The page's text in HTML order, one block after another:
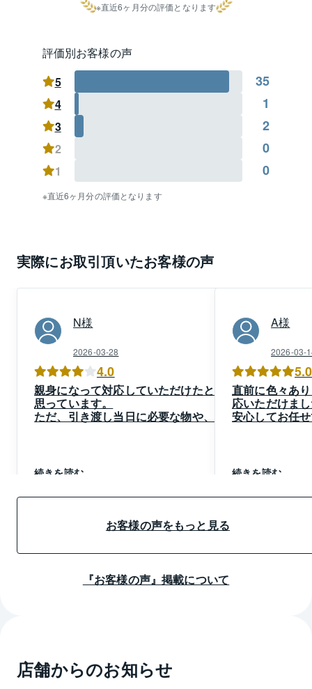
直近6ヶ月分の評価となります
評価別お客様の声
5
35
4 1
3 2
2 0
1 0
直近6ヶ月分の評価となります
実際にお取引頂いたお客様の声
N様
2026-03-28
4.0
親身になって対応していただけたと
思っています。
ただ、引き渡し当日に必要な物や、ど
んだと思いました。
続きを読む
A様
2026-03-
5.0
直前に色々あ
応いただけま
安心してお任
続きを読む
お客様の声をもっと見る
『お客様の声』掲載について
店舗からのお知らせ